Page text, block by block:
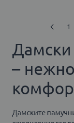
1
–
Дамските